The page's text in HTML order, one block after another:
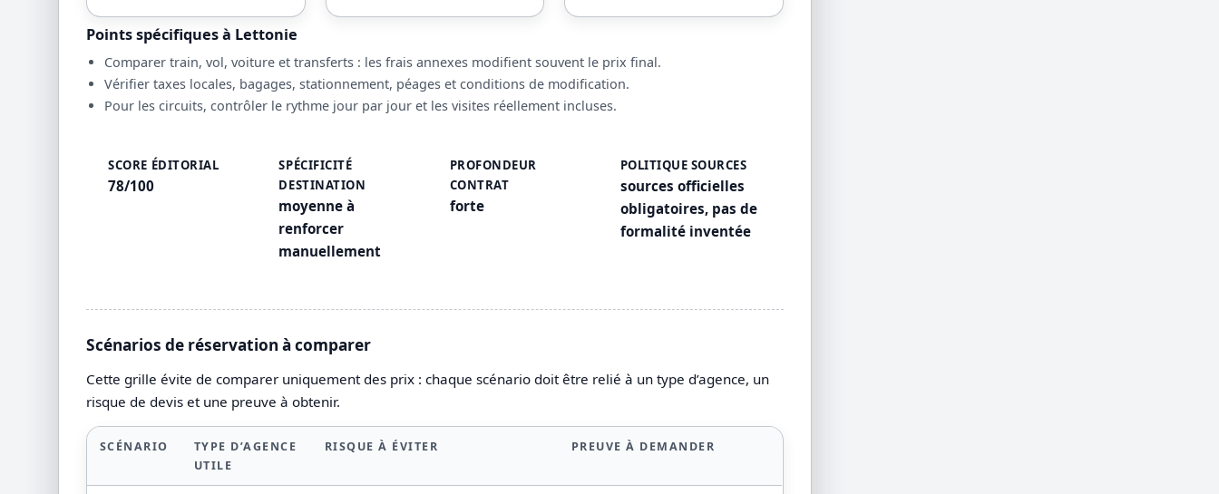
Points spécifiques à Lettonie
Comparer train, vol, voiture et transferts : les frais annexes modifient souvent le prix final.
Vérifier taxes locales, bagages, stationnement, péages et conditions de modification.
Pour les circuits, contrôler le rythme jour par jour et les visites réellement incluses.
SCORE ÉDITORIAL
78/100
SPÉCIFICITÉ
DESTINATION
moyenne à
renforcer
manuellement
PROFONDEUR
CONTRAT
forte
POLITIQUE SOURCES
sources officielles
obligatoires, pas de
formalité inventée
Scénarios de réservation à comparer
Cette grille évite de comparer uniquement des prix : chaque scénario doit être relié à un type d’agence, un
risque de devis et une preuve à obtenir.
SCÉNARIO
TYPE D’AGENCE
UTILE
RISQUE À ÉVITER PREUVE À DEMANDER